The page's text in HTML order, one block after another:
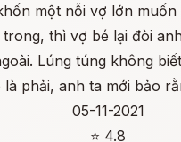
một nỗi vợ lớn muốn
trong, thì vợ bé lại đòi
Lúng túng không
là phải, anh ta mới bảo
05-11-2021
⭐ 4.8